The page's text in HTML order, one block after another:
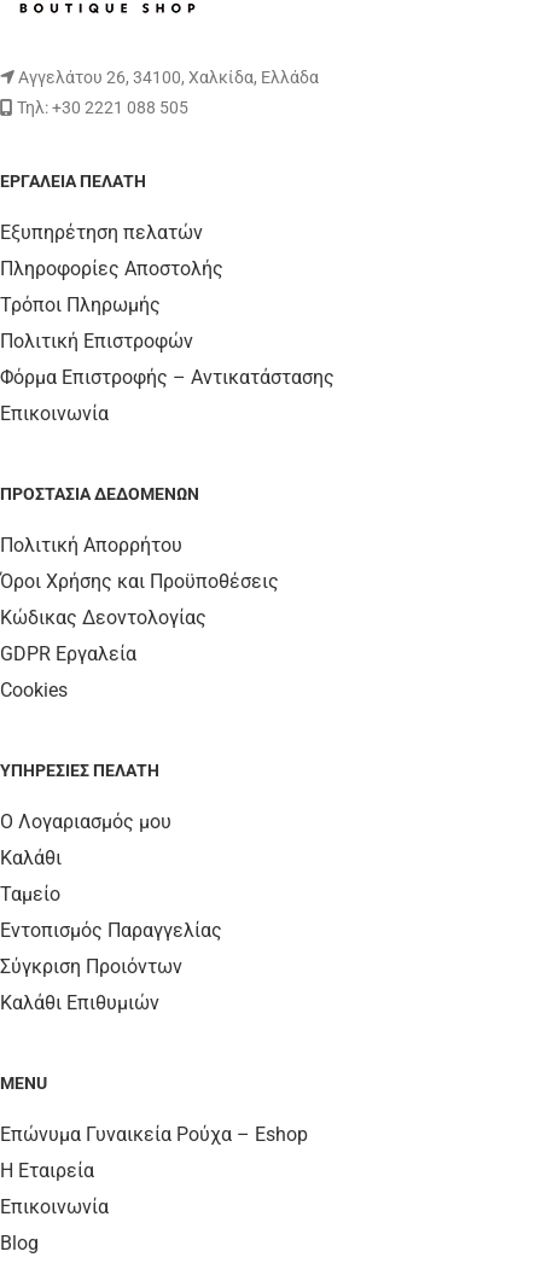
Αγγελάτου 26, 34100, Χαλκίδα, Ελλάδα
Τηλ: +30 2221 088 505
ΕΡΓΑΛΕΊΑ ΠΕΛΆΤΗ
Εξυπηρέτηση πελατών
Πληροφορίες Αποστολής
Τρόποι Πληρωμής
Πολιτική Επιστροφών
Φόρμα Επιστροφής – Αντικατάστασης
Επικοινωνία
ΠΡΟΣΤΑΣΊΑ ΔΕΔΟΜΈΝΩΝ
Πολιτική Απορρήτου
Όροι Χρήσης και Προϋποθέσεις
Κώδικας Δεοντολογίας
GDPR Εργαλεία
Cookies
ΥΠΗΡΕΣΊΕΣ ΠΕΛΆΤΗ
Ο Λογαριασμός μου
Καλάθι
Ταμείο
Εντοπισμός Παραγγελίας
Σύγκριση Προιόντων
Καλάθι Επιθυμιών
MENU
Επώνυμα Γυναικεία Ρούχα – Eshop
Η Εταιρεία
Επικοινωνία
Blog